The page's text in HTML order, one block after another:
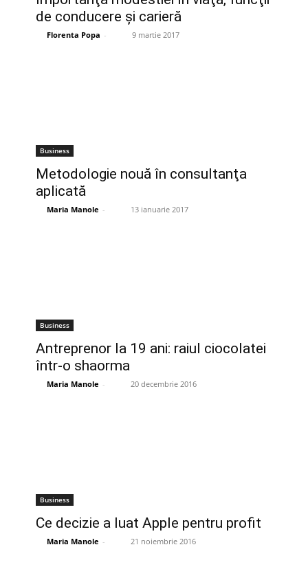
de conducere şi carieră
Florenta Popa - 9 martie 2017
Business
Metodologie nouă în consultanţa
aplicată
Maria Manole - 13 ianuarie 2017
Business
Antreprenor la 19 ani: raiul ciocolatei
într-o shaorma
Maria Manole - 20 decembrie 2016
Business
Ce decizie a luat Apple pentru profit
Maria Manole - 21 noiembrie 2016